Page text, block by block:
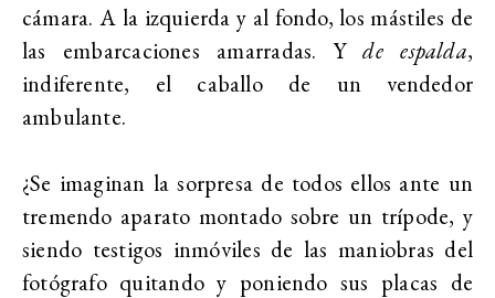
cámara. A la izquierda y al fondo, los mástiles de
las embarcaciones amarradas. Yde espalda,
indiferente, el caballo de un vendedor
ambulante.
¿Se imaginan la sorpresa de todos ellos ante un
tremendo aparato montado sobre un trípode, y
siendo testigos inmóviles de las maniobras del
fotógrafo quitando y poniendo sus placas de